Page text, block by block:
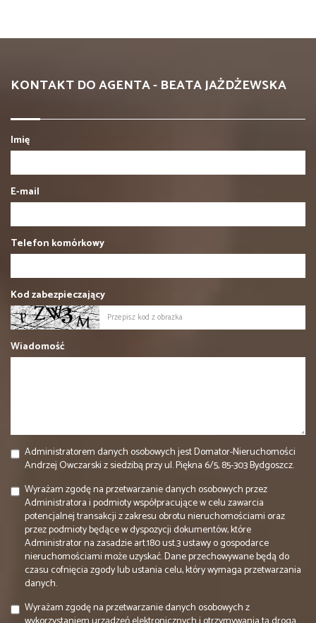
KONTAKT DO AGENTA - BEATA JAŻDŻEWSKA
Imię
E-mail
Telefon komórkowy
Kod zabezpieczający
Wiadomość
Administratorem danych osobowych jest Domator-Nieruchomości
Andrzej Owczarski z siedzibą przy ul. Piękna 6/5, 85-303 Bydgoszcz.
Wyrażam zgodę na przetwarzanie danych osobowych przez
Administratora i podmioty współpracujące w celu zawarcia
potencjalnej transakcji z zakresu obrotu nieruchomościami oraz
przez podmioty będące w dyspozycji dokumentów, które
Administrator na zasadzie art.180 ust.3 ustawy o gospodarce
nieruchomościami może uzyskać. Dane przechowywane będą do
czasu cofnięcia zgody lub ustania celu, który wymaga przetwarzania
danych.
Wyrażam zgodę na przetwarzanie danych osobowych z